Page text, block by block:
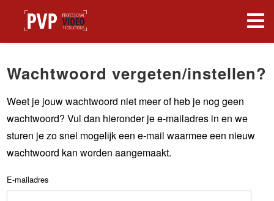
Wachtwoord vergeten/instellen?
Weet je jouw wachtwoord niet meer of heb je nog geen
wachtwoord? Vul dan hieronder je e-mailadres in en we
sturen je zo snel mogelijk een e-mail waarmee een nieuw
wachtwoord kan worden aangemaakt.
E-mailadres